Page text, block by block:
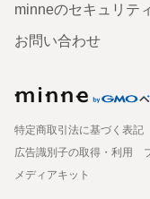
minneのセキュリテ
お問い合わせ
特定商取引法に基づく表記
広告識別子の取得・利用
メディアキット